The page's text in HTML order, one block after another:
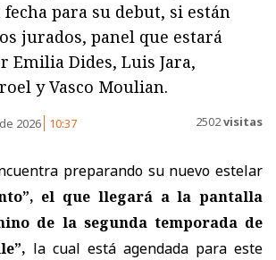
para su debut, si están
jurados, panel que estará
Emilia Dides, Luis Jara,
y Vasco Moulian.
2026 10:37 2502visitas
preparando su nuevo estelar
el que llegará a la pantalla
de la segunda temporada de
la cual está agendada para este